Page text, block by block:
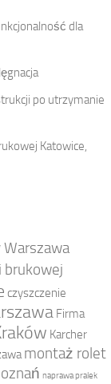
dla
po utrzymanie
Katowice,
Warszawa
brukowej
czyszczenie
Firma
Karcher
montaż rolet
naprawa pralek